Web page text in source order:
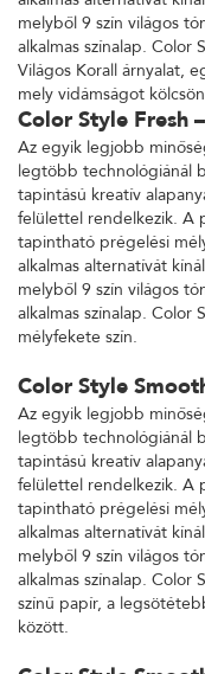
alkalmas alternatívát
melyből 9 szín világos
alkalmas színalap. Color
Világos Korall árnyalat,
mely vidámságot
Color Style Fresh
Az egyik legjobb
legtöbb technológiánál
tapintású kreatív
felülettel rendelkezik. A
tapintható prégelési
alkalmas alternatívát
melyből 9 szín világos
alkalmas színalap.
mélyfekete szín.
Color Style
Az egyik legjobb
legtöbb technológiánál
tapintású kreatív
felülettel rendelkezik. A
tapintható prégelési
alkalmas alternatívát
melyből 9 szín világos
alkalmas színalap. Color
színű papír, a
között.